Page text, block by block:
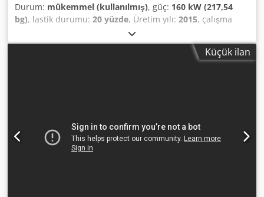
Durum: mükemmel (kullanılmış), güç: 160 kW (217,54
bg), lastik durumu: 20 yüzde, Üretim yılı: 2015, çalışma
kabin, klima
Koyun ayaklı silindir Üretim yılı: 2015 Çalışma saati: 4.068
saat ROPS (devrilme koruma sistemi) Klima Radyo Geri
Küçük ilan